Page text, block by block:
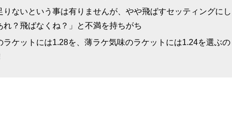
りないという事は有りませんが、やや飛ばすセッティングにし
れ？飛ばなくね？」と不満を持ちがち
ラケットには1.28を、薄ラケ気味のラケットには1.24を選ぶの